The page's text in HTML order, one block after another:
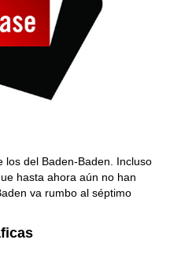
los del Baden-Baden. Incluso
hasta ahora aún no han
va rumbo al séptimo